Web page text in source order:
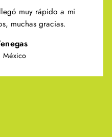
muy rápido a mi
muchas gracias.
México